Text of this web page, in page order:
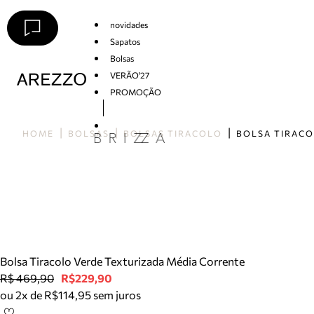
novidades
Sapatos
Bolsas
VERÃO'27
PROMOÇÃO
HOME BOLSAS BOLSAS TIRACOLO
Bolsa Tiracolo Verde Texturizada Média Corrente
R$ 469,90 R$229,90
ou 2x de R$114,95 sem juros